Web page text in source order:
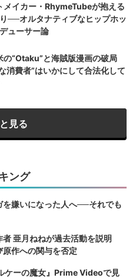
メイカー・RhymeTubeが抱える
──オルタナティブなヒップホッ
ューサー論
の“Otaku”と海賊版漫画の破局
消費者”はいかにして合法化して
見る
ング
嫌いになった人へ──それでも
者 亜月ねねが過去活動を説明
原作への関与を否定
ケーの魔女』Prime Videoで見